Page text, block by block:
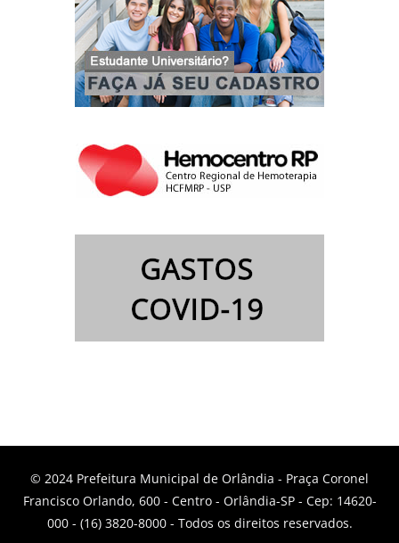
© 2024 Prefeitura Municipal de Orlândia - Praça Coronel
Francisco Orlando, 600 - Centro - Orlândia-SP - Cep: 14620-
000 - (16) 3820-8000 - Todos os direitos reservados.